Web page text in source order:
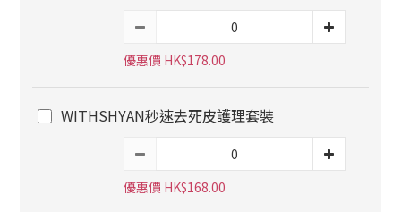
優惠價 HK$178.00
WITHSHYAN秒速去死皮護理套裝
優惠價 HK$168.00